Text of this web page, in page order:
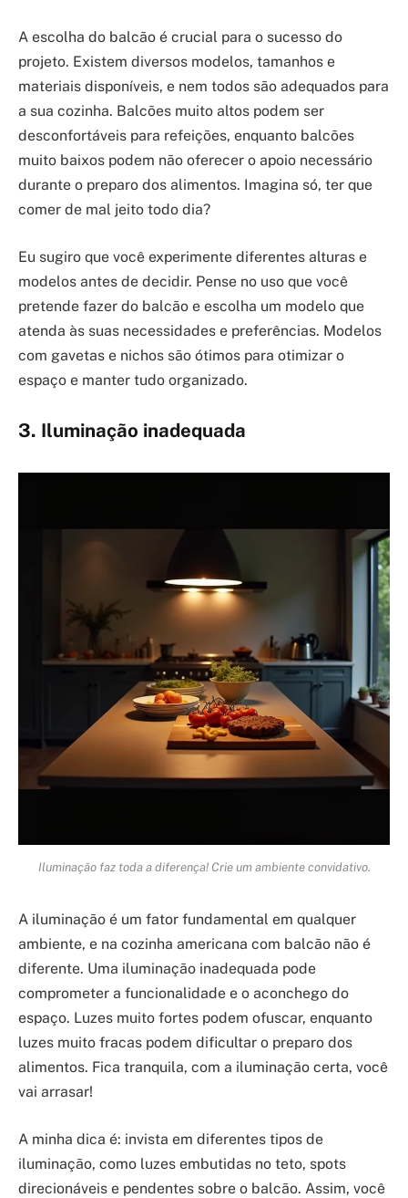
A escolha do balcão é crucial para o sucesso do
projeto. Existem diversos modelos, tamanhos e
materiais disponíveis, e nem todos são adequados para
a sua cozinha. Balcões muito altos podem ser
desconfortáveis para refeições, enquanto balcões
muito baixos podem não oferecer o apoio necessário
durante o preparo dos alimentos. Imagina só, ter que
comer de mal jeito todo dia?
Eu sugiro que você experimente diferentes alturas e
modelos antes de decidir. Pense no uso que você
pretende fazer do balcão e escolha um modelo que
atenda às suas necessidades e preferências. Modelos
com gavetas e nichos são ótimos para otimizar o
espaço e manter tudo organizado.
3. Iluminação inadequada
Iluminação faz toda a diferença! Crie um ambiente convidativo.
A iluminação é um fator fundamental em qualquer
ambiente, e na cozinha americana com balcão não é
diferente. Uma iluminação inadequada pode
comprometer a funcionalidade e o aconchego do
espaço. Luzes muito fortes podem ofuscar, enquanto
luzes muito fracas podem dificultar o preparo dos
alimentos. Fica tranquila, com a iluminação certa, você
vai arrasar!
A minha dica é: invista em diferentes tipos de
iluminação, como luzes embutidas no teto, spots
direcionáveis e pendentes sobre o balcão. Assim, você